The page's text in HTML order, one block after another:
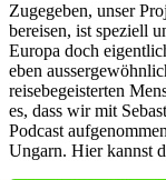
Zugegeben, unser
bereisen, ist speziell
Europa doch
eben
reisebegeisterten
es, dass wir mit
Podcast
Ungarn. Hier kannst